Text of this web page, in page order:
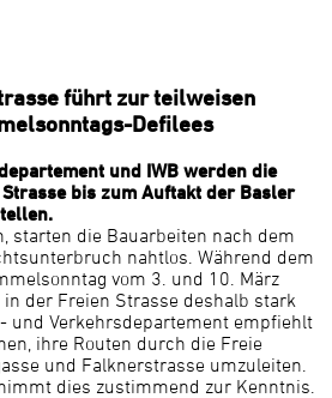
führt zur teilweisen
Defilees
und IWB werden die
bis zum Auftakt der Basler
starten die Bauarbeiten nach dem
nahtlos. Während dem
vom 3. und 10. März
der Freien Strasse deshalb stark
und Verkehrsdepartement empfiehlt
ihre Routen durch die Freie
und Falknerstrasse umzuleiten.
dies zustimmend zur Kenntnis.